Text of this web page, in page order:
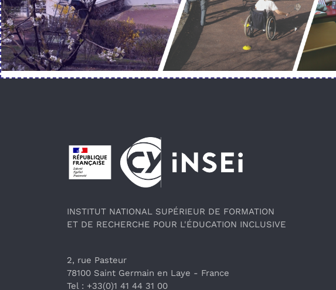
Pied de page
INSTITUT NATIONAL SUPÉRIEUR DE FORMATION
ET DE RECHERCHE POUR L'ÉDUCATION INCLUSIVE
2, rue Pasteur
78100 Saint Germain en Laye - France
Tel : +33(0)1 41 44 31 00